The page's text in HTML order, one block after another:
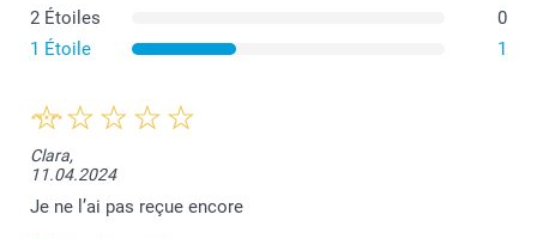
2 Étoiles
0
1 Étoile
1
Clara,
11.04.2024
Je ne l’ai pas reçue encore